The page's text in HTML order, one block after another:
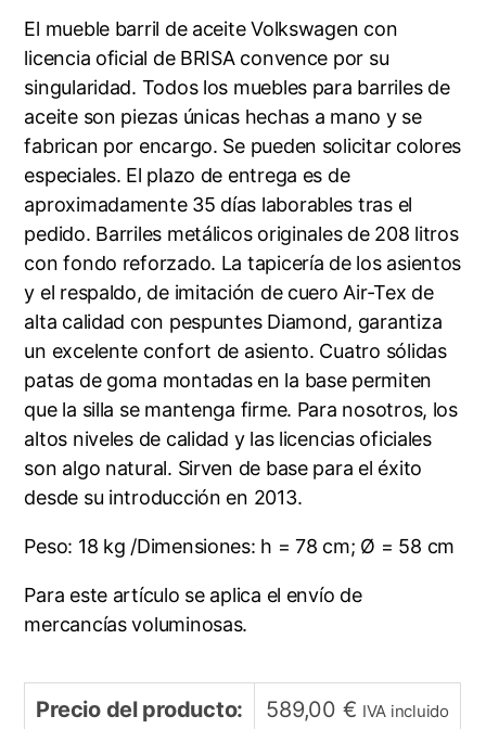
El mueble barril de aceite Volkswagen con
licencia oficial de BRISA convence por su
singularidad. Todos los muebles para barriles de
aceite son piezas únicas hechas a mano y se
fabrican por encargo. Se pueden solicitar colores
especiales. El plazo de entrega es de
aproximadamente 35 días laborables tras el
pedido. Barriles metálicos originales de 208 litros
con fondo reforzado. La tapicería de los asientos
y el respaldo, de imitación de cuero Air-Tex de
alta calidad con pespuntes Diamond, garantiza
un excelente confort de asiento. Cuatro sólidas
patas de goma montadas en la base permiten
que la silla se mantenga firme. Para nosotros, los
altos niveles de calidad y las licencias oficiales
son algo natural. Sirven de base para el éxito
desde su introducción en 2013.
Peso: 18 kg /Dimensiones: h = 78 cm; Ø = 58 cm
Para este artículo se aplica el envío de
mercancías voluminosas.
Precio del producto: 589,00 € IVA incluido